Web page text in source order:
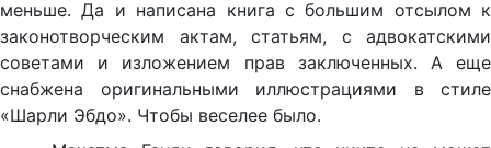
меньше. Да и написана книга с большим отсылом к
законотворческим актам, статьям, с адвокатскими
советами и изложением прав заключенных. А еще
снабжена оригинальными иллюстрациями в стиле
«Шарли Эбдо». Чтобы веселее было.